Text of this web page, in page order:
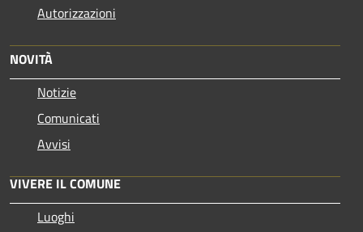
Autorizzazioni
NOVITÀ
Notizie
Comunicati
Avvisi
VIVERE IL COMUNE
Luoghi